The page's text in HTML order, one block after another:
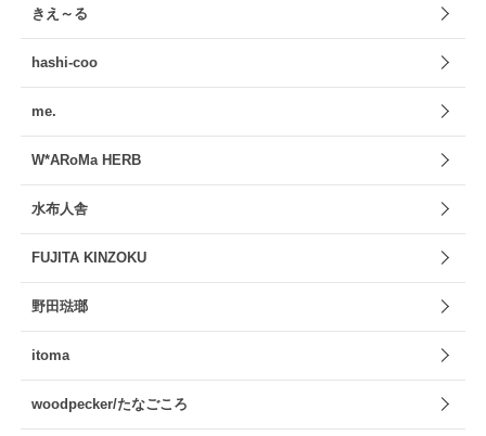
きえ～る
hashi-coo
me.
W*ARoMa HERB
水布人舎
FUJITA KINZOKU
野田琺瑯
itoma
woodpecker/たなごころ